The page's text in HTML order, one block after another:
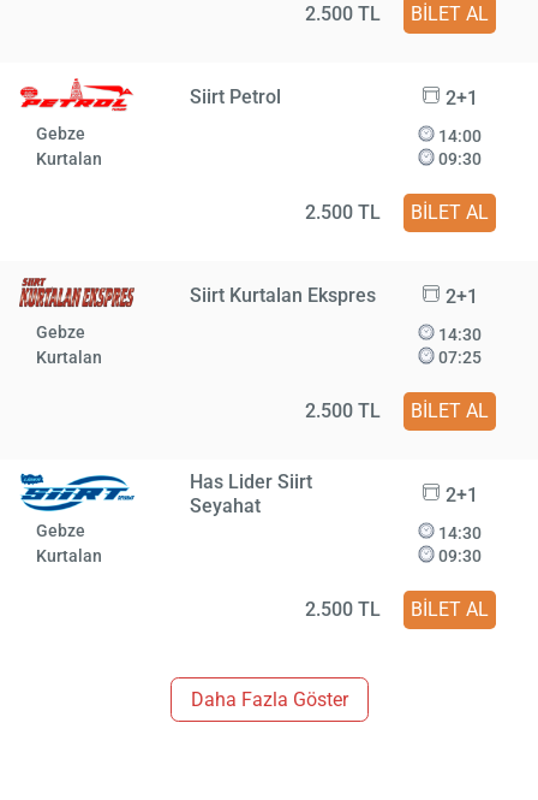
2.500 TL BİLET AL
Siirt Petrol 2+1
Gebze
Kurtalan
14:00
09:30
2.500 TL BİLET AL
Siirt Kurtalan Ekspres 2+1
Gebze
Kurtalan
14:30
07:25
2.500 TL BİLET AL
Has Lider Siirt
Seyahat
2+1
Gebze
Kurtalan
14:30
09:30
2.500 TL BİLET AL
Daha Fazla Göster